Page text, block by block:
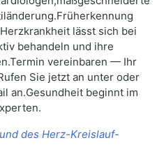
lässt sich bei
behandeln und ihre
vereinbaren — Ihr
Sie jetzt an unter oder
an.Gesundheit beginnt im
des Herz-Kreislauf-